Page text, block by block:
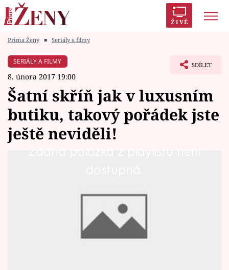
ŽIVĚ
Módní alarm
Témata
Prima Ženy ■ Seriály a filmy
SERIÁLY A FILMY
8. února 2017 19:00
SDÍLET
Šatní skříň jak v luxusním
butiku, takový pořádek jste
ještě neviděli!
několikrát necitlivě dotkne.